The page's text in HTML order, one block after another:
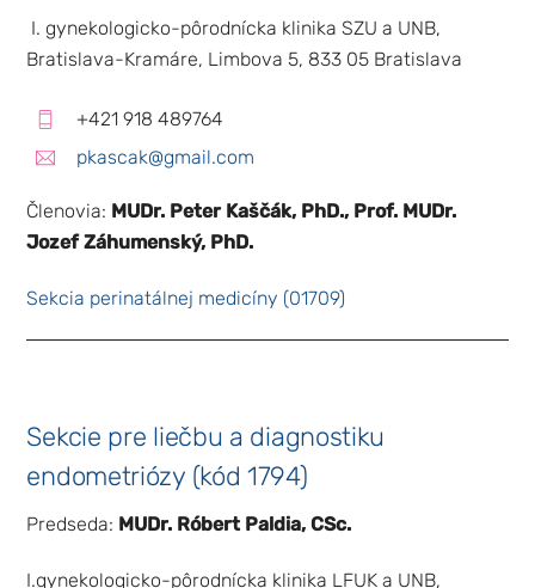
I. gynekologicko-pôrodnícka klinika SZU a UNB,
Bratislava-Kramáre, Limbova 5, 833 05 Bratislava
+421 918 489764
pkascak@gmail.com
Členovia: MUDr. Peter Kaščák, PhD., Prof. MUDr.
Jozef Záhumenský, PhD.
Sekcia perinatálnej medicíny (01709)
Sekcie pre liečbu a diagnostiku
endometriózy (kód 1794)
Predseda: MUDr. Róbert Paldia, CSc.
I.gynekologicko-pôrodnícka klinika LFUK a UNB,